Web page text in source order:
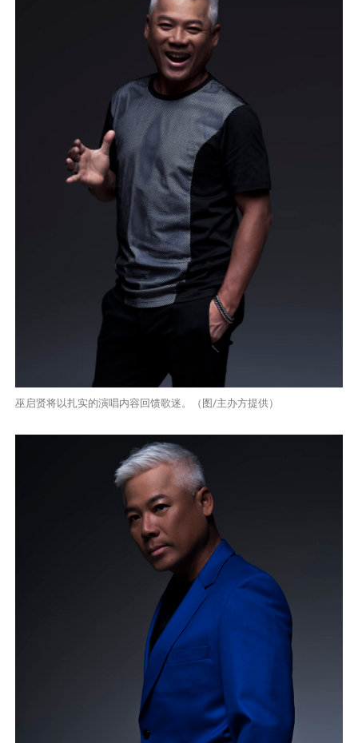
巫启贤将以扎实的演唱内容回馈歌迷。（图/主办方提供）